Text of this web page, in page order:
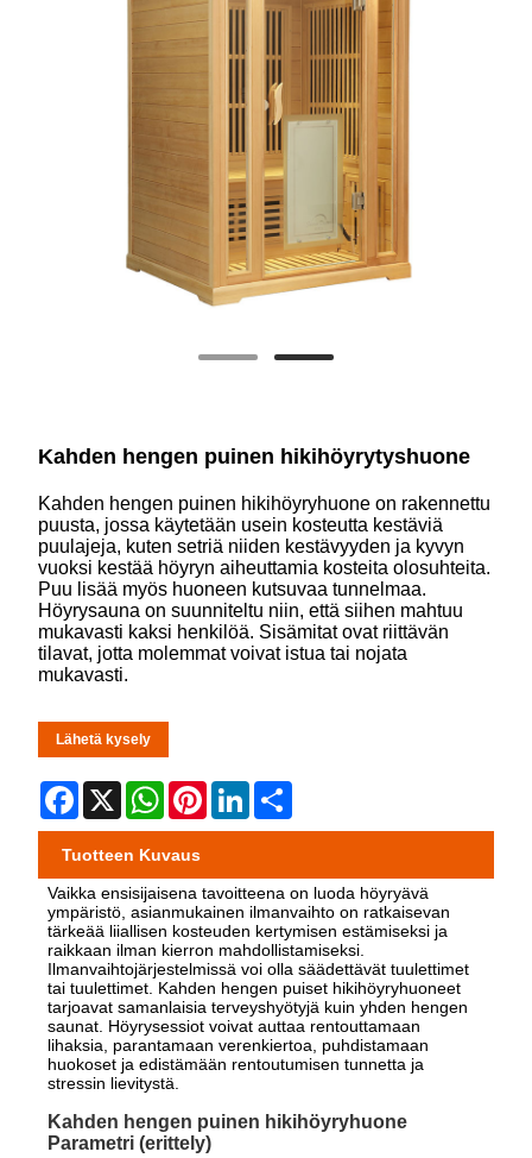
Kahden hengen puinen hikihöyrytyshuone
Kahden hengen puinen hikihöyryhuone on rakennettu
puusta, jossa käytetään usein kosteutta kestäviä
puulajeja, kuten setriä niiden kestävyyden ja kyvyn
vuoksi kestää höyryn aiheuttamia kosteita olosuhteita.
Puu lisää myös huoneen kutsuvaa tunnelmaa.
Höyrysauna on suunniteltu niin, että siihen mahtuu
mukavasti kaksi henkilöä. Sisämitat ovat riittävän
tilavat, jotta molemmat voivat istua tai nojata
mukavasti.
Lähetä kysely
Facebook
X WhatsApp
PinterestLinkedIn
Tuotteen Kuvaus
Vaikka ensisijaisena tavoitteena on luoda höyryävä
ympäristö, asianmukainen ilmanvaihto on ratkaisevan
tärkeää liiallisen kosteuden kertymisen estämiseksi ja
raikkaan ilman kierron mahdollistamiseksi.
Ilmanvaihtojärjestelmissä voi olla säädettävät tuulettimet
tai tuulettimet. Kahden hengen puiset hikihöyryhuoneet
tarjoavat samanlaisia ​​terveyshyötyjä kuin yhden hengen
saunat. Höyrysessiot voivat auttaa rentouttamaan
lihaksia, parantamaan verenkiertoa, puhdistamaan
huokoset ja edistämään rentoutumisen tunnetta ja
stressin lievitystä.
Kahden hengen puinen hikihöyryhuone
Parametri (erittely)